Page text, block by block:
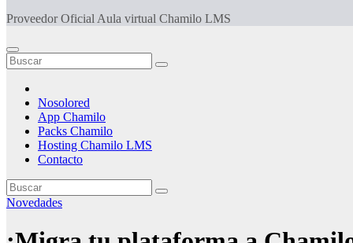
Proveedor Oficial Aula virtual Chamilo LMS
Nosolored
App Chamilo
Packs Chamilo
Hosting Chamilo LMS
Contacto
Novedades